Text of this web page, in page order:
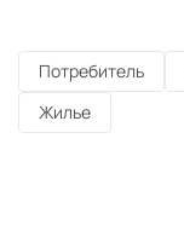
Потребитель
Жилье